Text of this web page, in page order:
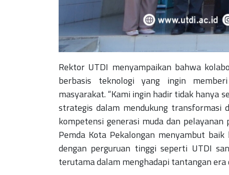
Rektor UTDI menyampaikan bahwa
berbasis teknologi yang ingin
masyarakat.“Kami ingin hadir tidak hanya
strategis dalam mendukung transformasi
kompetensi generasi muda dan pelayanan
Pemda Kota Pekalongan menyambut
dengan perguruan tinggi seperti UTDI
terutama dalam menghadapi tantangan era